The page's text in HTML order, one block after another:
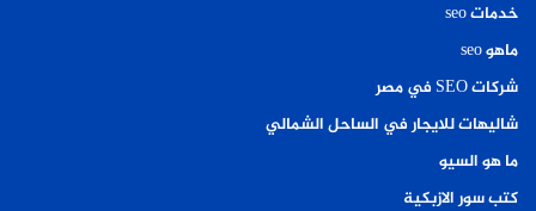
خدمات seo
ماهو seo
شركات SEO في مصر
شاليهات للايجار في الساحل الشمالي
ما هو السيو
كتب سور الازبكية